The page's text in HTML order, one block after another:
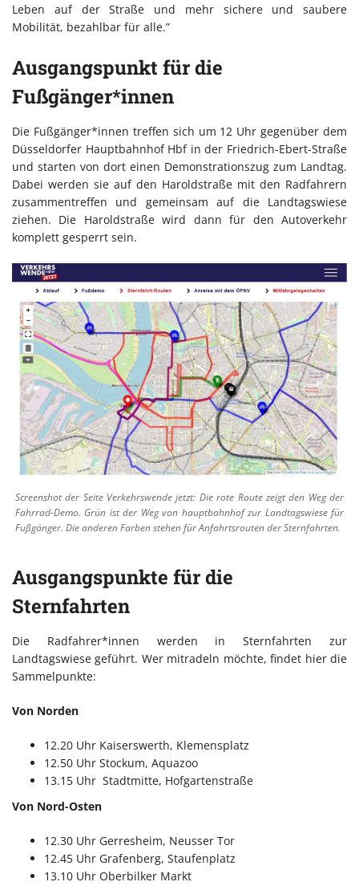
Leben auf der Straße und mehr sichere und saubere
Mobilität, bezahlbar für alle.”
Ausgangspunkt für die
Fußgänger*innen
Die Fußgänger*innen treffen sich um 12 Uhr gegenüber dem
Düsseldorfer Hauptbahnhof Hbf in der Friedrich-Ebert-Straße
und starten von dort einen Demonstrationszug zum Landtag.
Dabei werden sie auf den Haroldstraße mit den Radfahrern
zusammentreffen und gemeinsam auf die Landtagswiese
ziehen. Die Haroldstraße wird dann für den Autoverkehr
komplett gesperrt sein.
Screenshot der Seite Verkehrswende jetzt: Die rote Route zeigt den Weg der
Fahrrad-Demo. Grün ist der Weg von hauptbahnhof zur Landtagswiese für
Fußgänger. Die anderen Farben stehen für Anfahrtsrouten der Sternfahrten.
Ausgangspunkte für die
Sternfahrten
Die Radfahrer*innen werden in Sternfahrten zur
Landtagswiese geführt. Wer mitradeln möchte, findet hier die
Sammelpunkte:
Von Norden
12.20 Uhr Kaiserswerth, Klemensplatz
12.50 Uhr Stockum, Aquazoo
13.15 Uhr Stadtmitte, Hofgartenstraße
Von Nord-Osten
12.30 Uhr Gerresheim, Neusser Tor
12.45 Uhr Grafenberg, Staufenplatz
13.10 Uhr Oberbilker Markt